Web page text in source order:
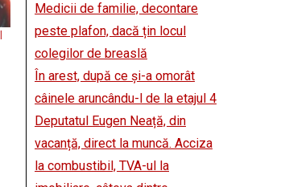
Medicii de familie, decontare
peste plafon, dacă țin locul
colegilor de breaslă
În arest, după ce și-a omorât
câinele aruncându-l de la etajul 4
Deputatul Eugen Neață, din
vacanță, direct la muncă. Acciza
la combustibil, TVA-ul la